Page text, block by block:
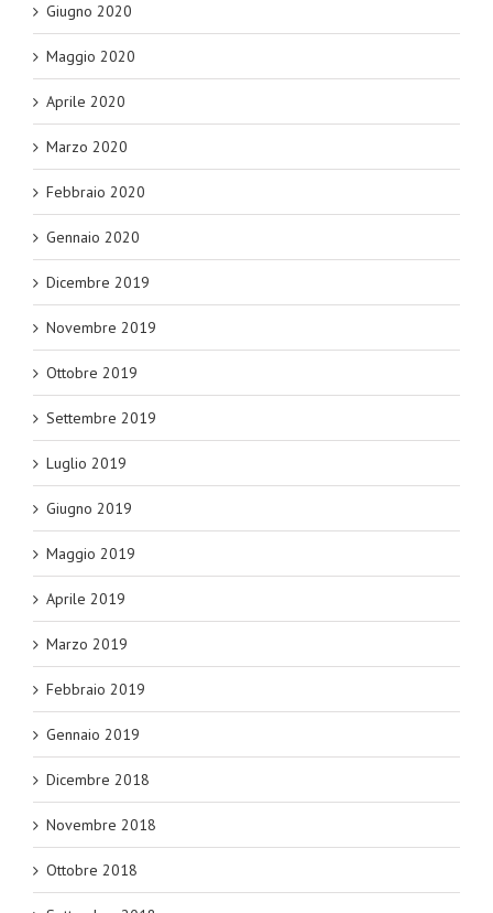
Giugno 2020
Maggio 2020
Aprile 2020
Marzo 2020
Febbraio 2020
Gennaio 2020
Dicembre 2019
Novembre 2019
Ottobre 2019
Settembre 2019
Luglio 2019
Giugno 2019
Maggio 2019
Aprile 2019
Marzo 2019
Febbraio 2019
Gennaio 2019
Dicembre 2018
Novembre 2018
Ottobre 2018